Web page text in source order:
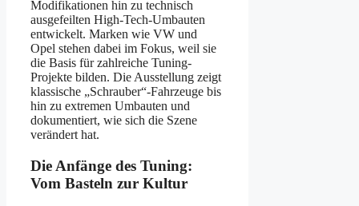
Modifikationen hin zu technisch
ausgefeilten High-Tech-Umbauten
entwickelt. Marken wie VW und
Opel stehen dabei im Fokus, weil sie
die Basis für zahlreiche Tuning-
Projekte bilden. Die Ausstellung zeigt
klassische „Schrauber“-Fahrzeuge bis
hin zu extremen Umbauten und
dokumentiert, wie sich die Szene
verändert hat.
Die Anfänge des Tuning:
Vom Basteln zur Kultur